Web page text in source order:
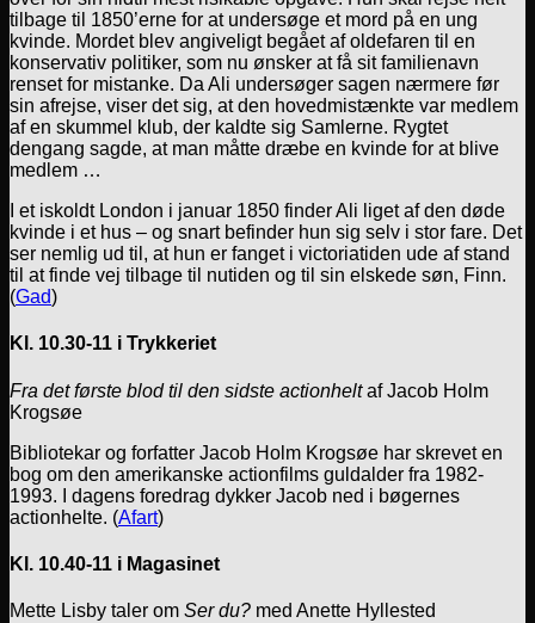
tilbage til 1850’erne for at undersøge et mord på en ung
kvinde. Mordet blev angiveligt begået af oldefaren til en
konservativ politiker, som nu ønsker at få sit familienavn
renset for mistanke. Da Ali undersøger sagen nærmere før
sin afrejse, viser det sig, at den hovedmistænkte var medlem
af en skummel klub, der kaldte sig Samlerne. Rygtet
dengang sagde, at man måtte dræbe en kvinde for at blive
medlem …
I et iskoldt London i januar 1850 finder Ali liget af den døde
kvinde i et hus – og snart befinder hun sig selv i stor fare. Det
ser nemlig ud til, at hun er fanget i victoriatiden ude af stand
til at finde vej tilbage til nutiden og til sin elskede søn, Finn.
(Gad)
Kl. 10.30-11 i Trykkeriet
Fra det første blod til den sidste actionheltaf Jacob Holm
Krogsøe
Bibliotekar og forfatter Jacob Holm Krogsøe har skrevet en
bog om den amerikanske actionfilms guldalder fra 1982-
1993. I dagens foredrag dykker Jacob ned i bøgernes
actionhelte. (Afart)
Kl. 10.40-11 i Magasinet
Mette Lisby taler om Ser du? med Anette Hyllested